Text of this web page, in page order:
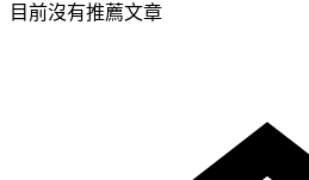
目前沒有推薦文章